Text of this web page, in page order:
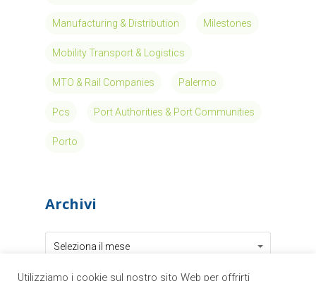
Manufacturing & Distribution Milestones
Mobility Transport & Logistics
MTO & Rail Companies Palermo
Pcs Port Authorities & Port Communities
Porto
Archivi
Seleziona il mese
Archivi
Utilizziamo i cookie sul nostro sito Web per offrirti